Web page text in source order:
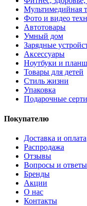
Мультимедийная
Фото и видео
Автотовары
Умный дом
Зарядные
Аксессуары
Ноутбуки и
Товары для детей
Стиль жизни
Упаковка
Подарочные
Покупателю
Доставка и оплата
Распродажа
Отзывы
Вопросы и ответы
Бренды
Акции
О нас
Контакты